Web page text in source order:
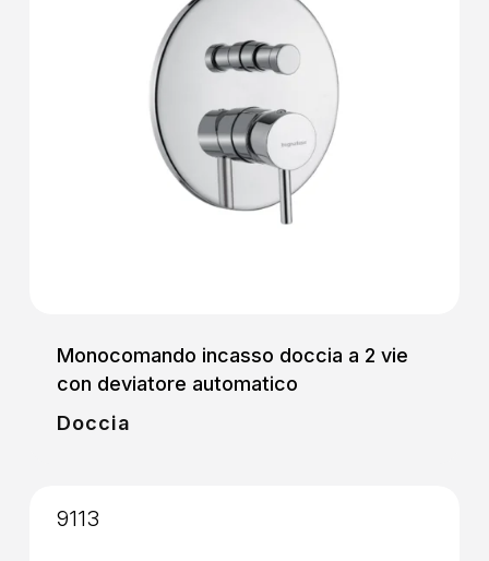
Monocomando incasso doccia a 2 vie
con deviatore automatico
Doccia
9113